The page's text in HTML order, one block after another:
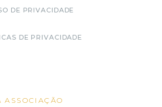
DE PRIVACIDADE
DE PRIVACIDADE
ASSOCIAÇÃO